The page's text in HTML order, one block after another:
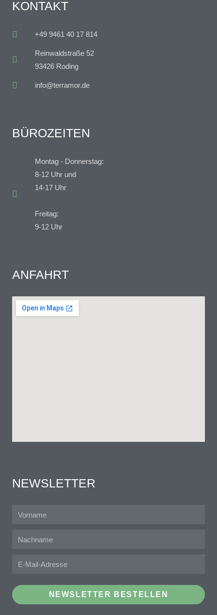
KONTAKT
+49 9461 40 17 814
Reinwaldstraße 52
93426 Roding
info@terramor.de
BÜROZEITEN
Montag - Donnerstag:
8-12 Uhr und
14-17 Uhr
Freitag:
9-12 Uhr
ANFAHRT
NEWSLETTER
NEWSLETTER BESTELLEN